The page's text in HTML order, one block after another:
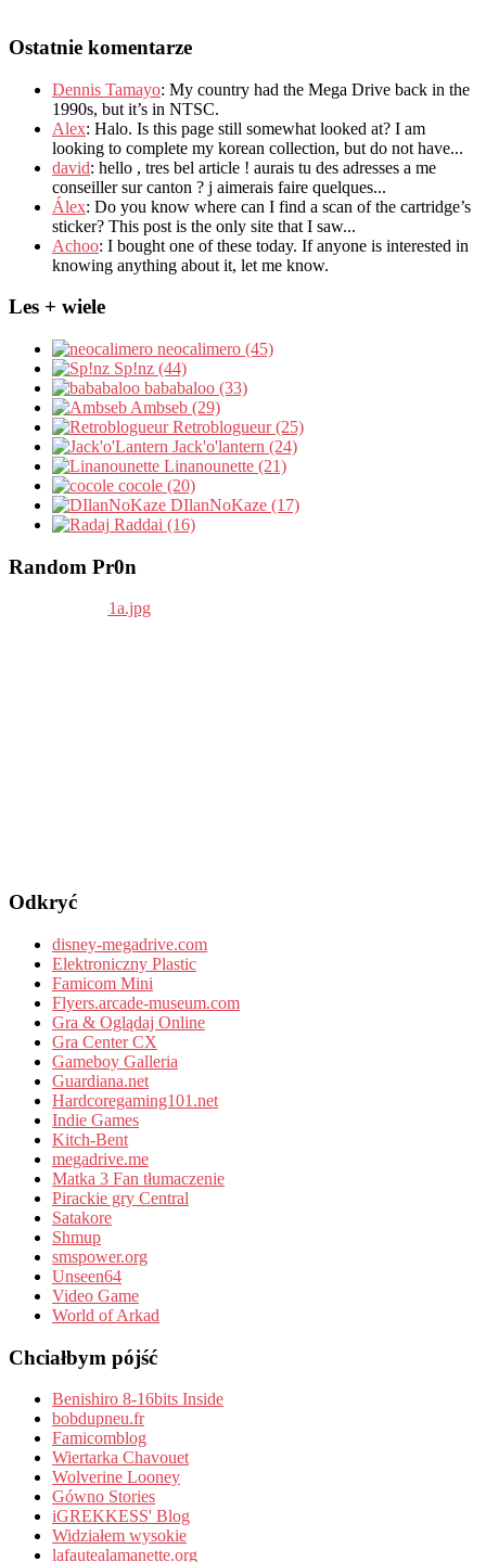
Ostatnie komentarze
Dennis Tamayo: My country had the Mega Drive back in the
1990s, but it’s in NTSC.
Alex: Halo. Is this page still somewhat looked at? I am
looking to complete my korean collection, but do not have...
david: hello , tres bel article ! aurais tu des adresses a me
conseiller sur canton ? j aimerais faire quelques...
Álex: Do you know where can I find a scan of the cartridge’s
sticker? This post is the only site that I saw...
Achoo: I bought one of these today. If anyone is interested in
knowing anything about it, let me know.
Les + wiele
neocalimero (45)
Sp!nz (44)
bababaloo (33)
Ambseb (29)
Retroblogueur (25)
Jack'o'lantern (24)
Linanounette (21)
cocole (20)
DIlanNoKaze (17)
Raddai (16)
Random Pr0n
Odkryć
disney-megadrive.com
Elektroniczny Plastic
Famicom Mini
Flyers.arcade-museum.com
Gra & Oglądaj Online
Gra Center CX
Gameboy Galleria
Guardiana.net
Hardcoregaming101.net
Indie Games
Kitch-Bent
megadrive.me
Matka 3 Fan tłumaczenie
Pirackie gry Central
Satakore
Shmup
smspower.org
Unseen64
Video Game
World of Arkad
Chciałbym pójść
Benishiro 8-16bits Inside
bobdupneu.fr
Famicomblog
Wiertarka Chavouet
Wolverine Looney
Gówno Stories
iGREKKESS' Blog
Widziałem wysokie
lafautealamanette.org